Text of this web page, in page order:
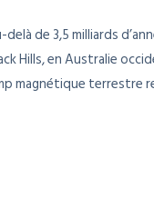
delà de 3,5 milliards
Hills, en Australie
terrestre